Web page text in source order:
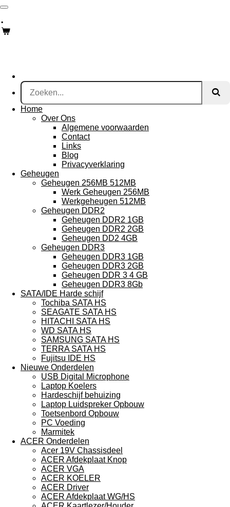
Ga
naar
de
.
Home
Over Ons
Algemene voorwaarden
Contact
Links
Blog
Privacyverklaring
Geheugen
Geheugen 256MB 512MB
Werk Geheugen 256MB
Werkgeheugen 512MB
Geheugen DDR2
Geheugen DDR2 1GB
Geheugen DDR2 2GB
Geheugen DD2 4GB
Geheugen DDR3
Geheugen DDR3 1GB
Geheugen DDR3 2GB
Geheugen DDR 3 4 GB
Geheugen DDR3 8Gb
SATA/IDE Harde schijf
Tochiba SATA HS
SEAGATE SATA HS
HITACHI SATA HS
WD SATA HS
SAMSUNG SATA HS
TERRA SATA HS
Fujitsu IDE HS
Nieuwe Onderdelen
USB Digital Microphone
Laptop Koelers
Hardeschijf behuizing
Laptop Luidspreker Opbouw
Toetsenbord Opbouw
PC Voeding
Marmitek
ACER Onderdelen
Acer 19V Chassisdeel
ACER Afdekplaat Knop
ACER VGA
ACER KOELER
ACER Driver
ACER Afdekplaat WG/HS